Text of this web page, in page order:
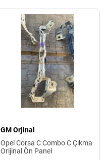
GM Orjinal
Opel Corsa C Combo C Çıkma
Orijinal Ön Panel